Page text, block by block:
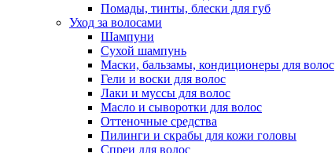
Помады, тинты, блески для губ
Уход за волосами
Шампуни
Сухой шампунь
Маски, бальзамы, кондиционеры для волос
Гели и воски для волос
Лаки и муссы для волос
Масло и сыворотки для волос
Оттеночные средства
Пилинги и скрабы для кожи головы
Спреи для волос